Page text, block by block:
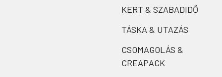
KERT & SZABADIDŐ
TÁSKA & UTAZÁS
CSOMAGOLÁS &
CREAPACK